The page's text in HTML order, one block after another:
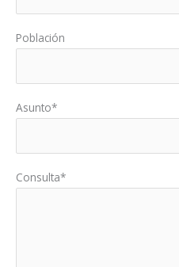
Población
Asunto*
Consulta*